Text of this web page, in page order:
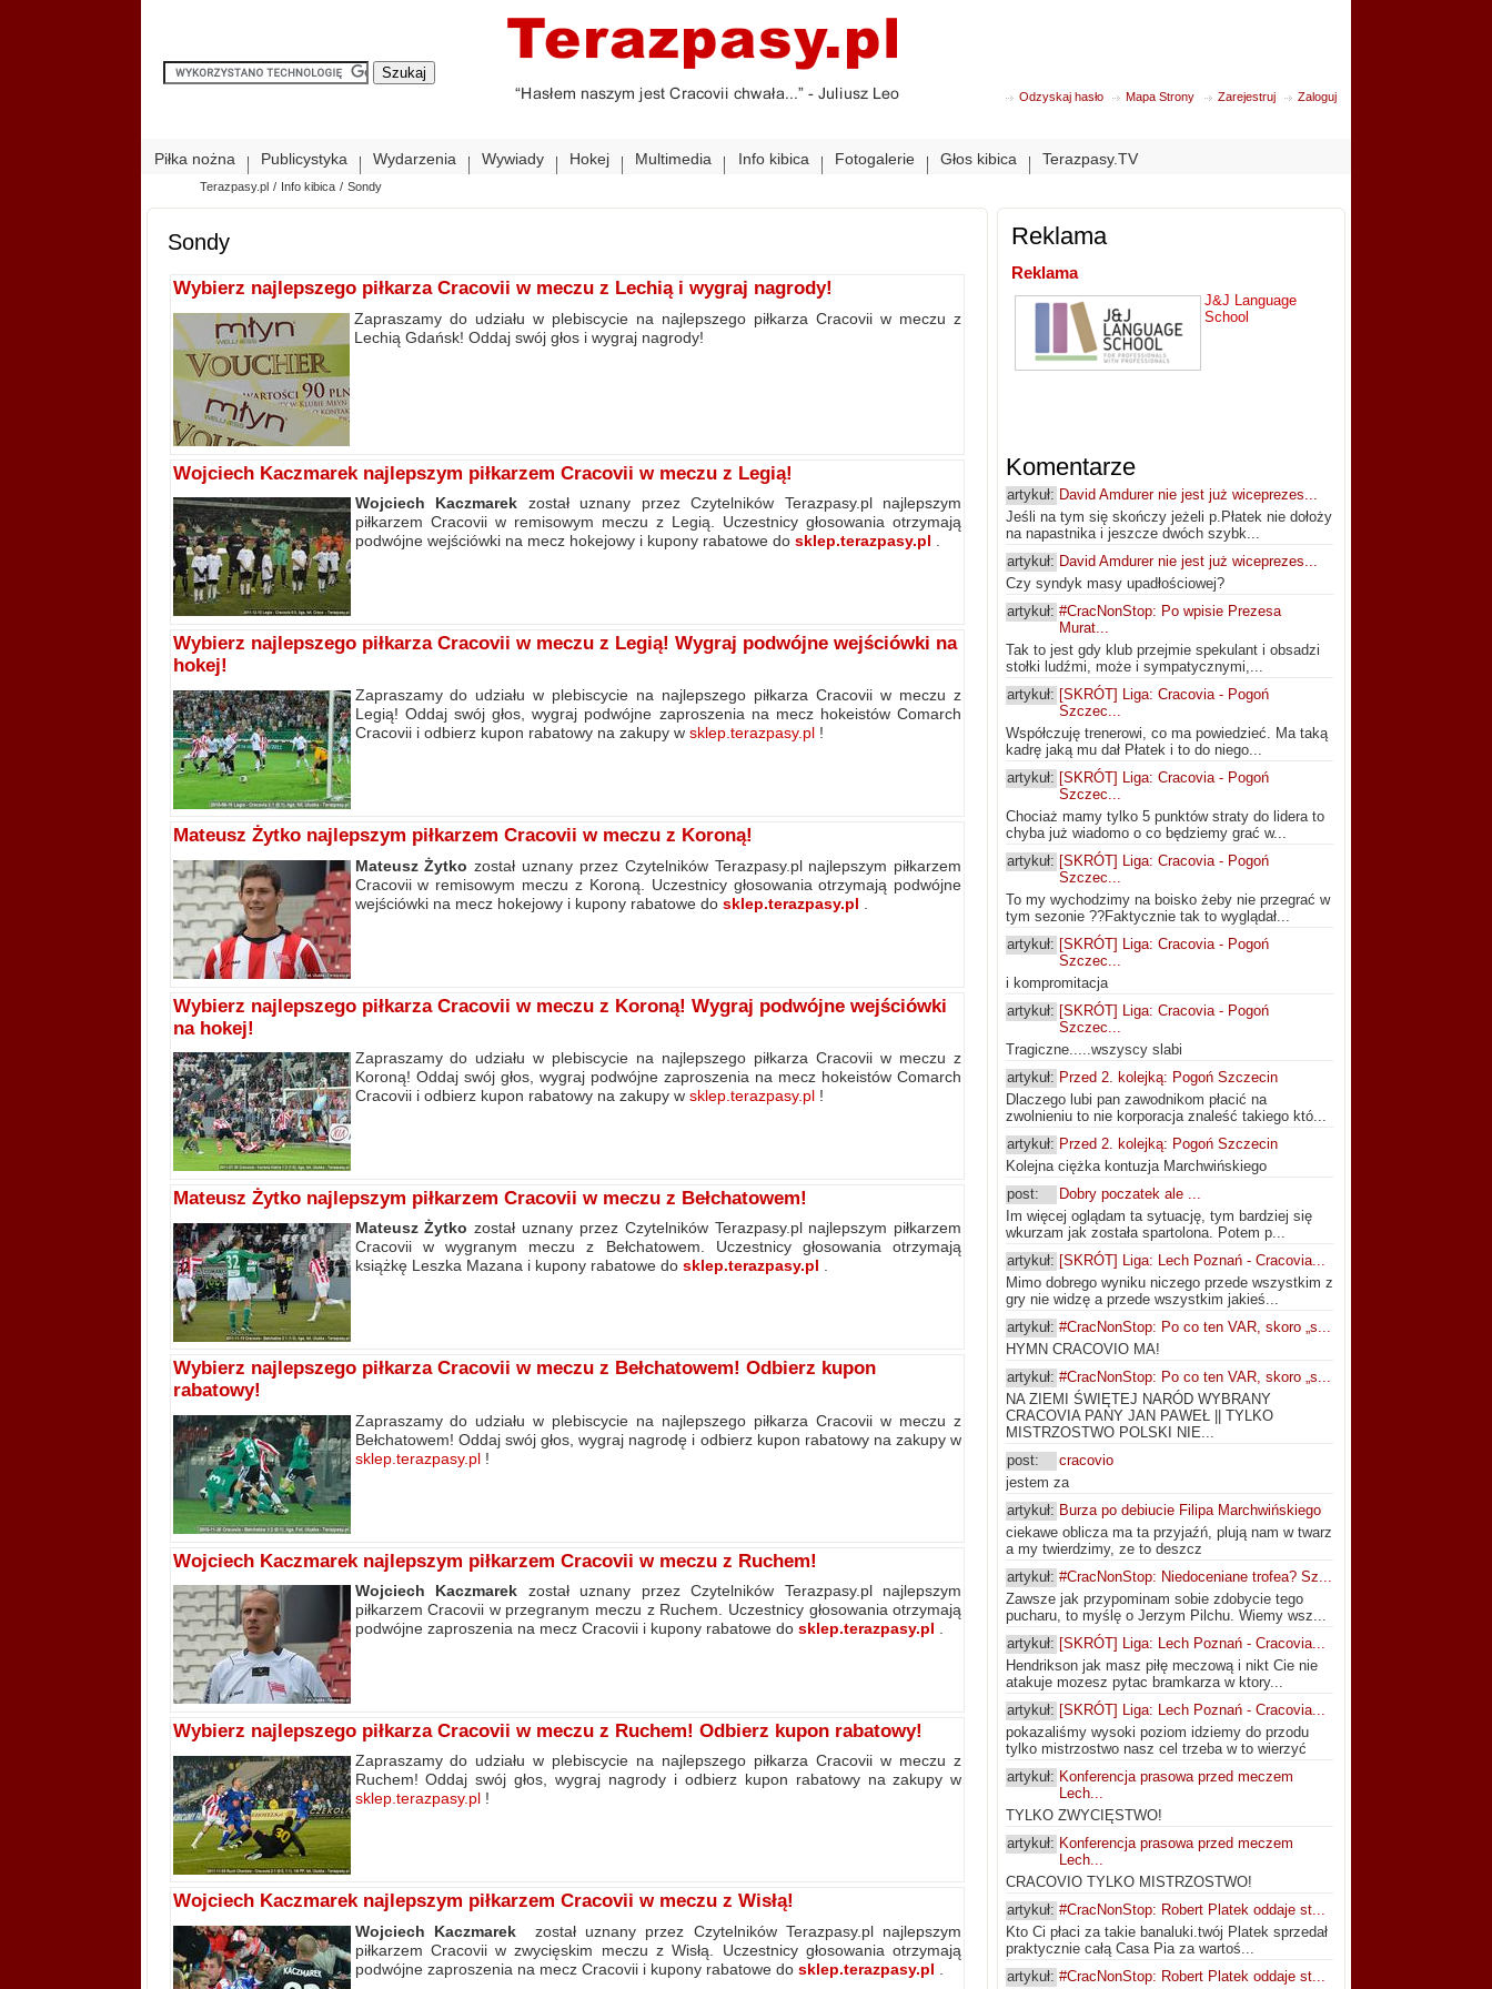
Odzyskaj hasło Mapa Strony Zarejestruj Zaloguj
Piłka nożna Publicystyka Wydarzenia Wywiady Hokej Multimedia Info kibica Fotogalerie Głos kibica Terazpasy.TV
Terazpasy.pl / Info kibica / Sondy
Sondy
Wybierz najlepszego piłkarza Cracovii w meczu z Lechią i wygraj nagrody!
Zapraszamy do udziału w plebiscycie na najlepszego piłkarza Cracovii w meczu z
Lechią Gdańsk! Oddaj swój głos i wygraj nagrody!
Wojciech Kaczmarek najlepszym piłkarzem Cracovii w meczu z Legią!
Wojciech Kaczmarek został uznany przez Czytelników Terazpasy.pl najlepszym
piłkarzem Cracovii w remisowym meczu z Legią. Uczestnicy głosowania otrzymają
podwójne wejściówki na mecz hokejowy i kupony rabatowe do sklep.terazpasy.pl
Wybierz najlepszego piłkarza Cracovii w meczu z Legią! Wygraj podwójne wejściówki na
hokej!
Zapraszamy do udziału w plebiscycie na najlepszego piłkarza Cracovii w meczu z
Legią! Oddaj swój głos, wygraj podwójne zaproszenia na mecz hokeistów Comarch
Cracovii i odbierz kupon rabatowy na zakupy w sklep.terazpasy.pl!
Mateusz Żytko najlepszym piłkarzem Cracovii w meczu z Koroną!
Mateusz Żytko został uznany przez Czytelników Terazpasy.pl najlepszym piłkarzem
Cracovii w remisowym meczu z Koroną. Uczestnicy głosowania otrzymają podwójne
wejściówki na mecz hokejowy i kupony rabatowe do sklep.terazpasy.pl
Wybierz najlepszego piłkarza Cracovii w meczu z Koroną! Wygraj podwójne wejściówki
na hokej!
Zapraszamy do udziału w plebiscycie na najlepszego piłkarza Cracovii w meczu z
Koroną! Oddaj swój głos, wygraj podwójne zaproszenia na mecz hokeistów Comarch
Cracovii i odbierz kupon rabatowy na zakupy w sklep.terazpasy.pl!
Mateusz Żytko najlepszym piłkarzem Cracovii w meczu z Bełchatowem!
Mateusz Żytko został uznany przez Czytelników Terazpasy.pl najlepszym piłkarzem
Cracovii w wygranym meczu z Bełchatowem. Uczestnicy głosowania otrzymają
książkę Leszka Mazana i kupony rabatowe do sklep.terazpasy.pl .
Wybierz najlepszego piłkarza Cracovii w meczu z Bełchatowem! Odbierz kupon
rabatowy!
Zapraszamy do udziału w plebiscycie na najlepszego piłkarza Cracovii w meczu z
Bełchatowem! Oddaj swój głos, wygraj nagrodę i odbierz kupon rabatowy na zakupy w
sklep.terazpasy.pl!
Wojciech Kaczmarek najlepszym piłkarzem Cracovii w meczu z Ruchem!
Wojciech Kaczmarek został uznany przez Czytelników Terazpasy.pl najlepszym
piłkarzem Cracovii w przegranym meczu z Ruchem. Uczestnicy głosowania otrzymają
podwójne zaproszenia na mecz Cracovii i kupony rabatowe do sklep.terazpasy.pl
Wybierz najlepszego piłkarza Cracovii w meczu z Ruchem! Odbierz kupon rabatowy!
Zapraszamy do udziału w plebiscycie na najlepszego piłkarza Cracovii w meczu z
Ruchem! Oddaj swój głos, wygraj nagrody i odbierz kupon rabatowy na zakupy w
sklep.terazpasy.pl!
Wojciech Kaczmarek najlepszym piłkarzem Cracovii w meczu z Wisłą!
Wojciech Kaczmarekzostał uznany przez Czytelników Terazpasy.pl najlepszym
piłkarzem Cracovii w zwycięskim meczu z Wisłą. Uczestnicy głosowania otrzymają
podwójne zaproszenia na mecz Cracovii i kupony rabatowe do sklep.terazpasy.pl
Reklama
Reklama
J&J Language
School
Komentarze
artykuł: David Amdurer nie jest już wiceprezes...
Jeśli na tym się skończy jeżeli p.Płatek nie dołoży
na napastnika i jeszcze dwóch szybk...
artykuł: David Amdurer nie jest już wiceprezes...
Czy syndyk masy upadłościowej?
artykuł: #CracNonStop: Po wpisie Prezesa
Murat...
Tak to jest gdy klub przejmie spekulant i obsadzi
stołki ludźmi, może i sympatycznymi,...
artykuł: [SKRÓT] Liga: Cracovia - Pogoń
Szczec...
Współczuję trenerowi, co ma powiedzieć. Ma taką
kadrę jaką mu dał Płatek i to do niego...
artykuł: [SKRÓT] Liga: Cracovia - Pogoń
Szczec...
Chociaż mamy tylko 5 punktów straty do lidera to
chyba już wiadomo o co będziemy grać w...
artykuł: [SKRÓT] Liga: Cracovia - Pogoń
Szczec...
To my wychodzimy na boisko żeby nie przegrać w
tym sezonie ??Faktycznie tak to wyglądał...
artykuł: [SKRÓT] Liga: Cracovia - Pogoń
Szczec...
i kompromitacja
artykuł: [SKRÓT] Liga: Cracovia - Pogoń
Szczec...
Tragiczne.....wszyscy slabi
artykuł: Przed 2. kolejką: Pogoń Szczecin
Dlaczego lubi pan zawodnikom płacić na
zwolnieniu to nie korporacja znaleść takiego któ...
artykuł: Przed 2. kolejką: Pogoń Szczecin
Kolejna ciężka kontuzja Marchwińskiego
post:
Dobry poczatek ale ...
Im więcej oglądam ta sytuację, tym bardziej się
wkurzam jak została spartolona. Potem p...
artykuł: [SKRÓT] Liga: Lech Poznań - Cracovia...
Mimo dobrego wyniku niczego przede wszystkim z
gry nie widzę a przede wszystkim jakieś...
artykuł: #CracNonStop: Po co ten VAR, skoro „s...
HYMN CRACOVIO MA!
artykuł: #CracNonStop: Po co ten VAR, skoro „s...
NA ZIEMI ŚWIĘTEJ NARÓD WYBRANY
CRACOVIA PANY JAN PAWEŁ || TYLKO
MISTRZOSTWO POLSKI NIE...
post:
cracovio
jestem za
artykuł: Burza po debiucie Filipa Marchwińskiego
ciekawe oblicza ma ta przyjaźń, plują nam w twarz
a my twierdzimy, ze to deszcz
artykuł: #CracNonStop: Niedoceniane trofea? Sz...
Zawsze jak przypominam sobie zdobycie tego
pucharu, to myślę o Jerzym Pilchu. Wiemy wsz...
artykuł: [SKRÓT] Liga: Lech Poznań - Cracovia...
Hendrikson jak masz piłę meczową i nikt Cie nie
atakuje mozesz pytac bramkarza w ktory...
artykuł: [SKRÓT] Liga: Lech Poznań - Cracovia...
pokazaliśmy wysoki poziom idziemy do przodu
tylko mistrzostwo nasz cel trzeba w to wierzyć
artykuł: Konferencja prasowa przed meczem
Lech...
TYLKO ZWYCIĘSTWO!
artykuł: Konferencja prasowa przed meczem
Lech...
CRACOVIO TYLKO MISTRZOSTWO!
artykuł: #CracNonStop: Robert Platek oddaje st...
Kto Ci płaci za takie banaluki.twój Platek sprzedał
praktycznie całą Casa Pia za wartoś...
artykuł: #CracNonStop: Robert Platek oddaje st...